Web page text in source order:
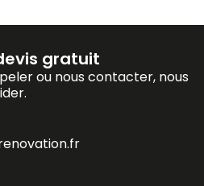
gratuit
ou nous contacter, nous